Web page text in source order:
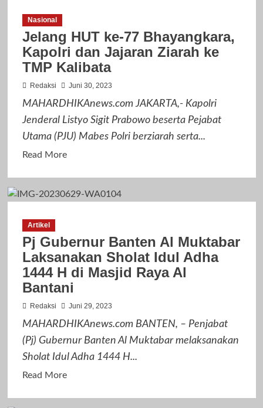
ke-
77,
Kapolda
Metro
Kapolri
Ziarah
dan
di
Nasional
Jelang HUT ke-77 Bhayangkara,
Kapolri dan Jajaran Ziarah ke
TMP Kalibata
Redaksi Juni 30, 2023
MAHARDHIKAnews.com JAKARTA,- Kapolri
Jenderal Listyo Sigit Prabowo beserta Pejabat
Utama (PJU) Mabes Polri berziarah serta...
Read MoreRead
Jelang
77
Bhayangkara,
Kapolri
dan
ke
TMP
Kalibata
Artikel
Pj Gubernur Banten Al Muktabar
Laksanakan Sholat Idul Adha
1444 H di Masjid Raya Al
Bantani
Redaksi Juni 29, 2023
MAHARDHIKAnews.com BANTEN, – Penjabat
(Pj) Gubernur Banten Al Muktabar melaksanakan
Sholat Idul Adha 1444 H...
Read MoreRead